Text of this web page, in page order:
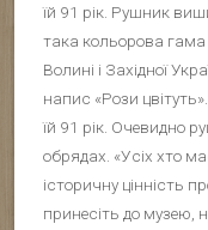
їй 91 рік. Рушник
така кольорова
Волині і Західної
напис «Рози
їй 91 рік. Очевидно
обрядах. «Усіх хто
історичну цінність
принесіть до музею,